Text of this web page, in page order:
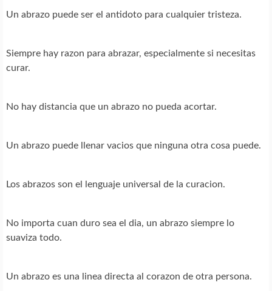
Un abrazo puede ser el antidoto para cualquier tristeza.
Siempre hay razon para abrazar, especialmente si necesitas
curar.
No hay distancia que un abrazo no pueda acortar.
Un abrazo puede llenar vacios que ninguna otra cosa puede.
Los abrazos son el lenguaje universal de la curacion.
No importa cuan duro sea el dia, un abrazo siempre lo
suaviza todo.
Un abrazo es una linea directa al corazon de otra persona.